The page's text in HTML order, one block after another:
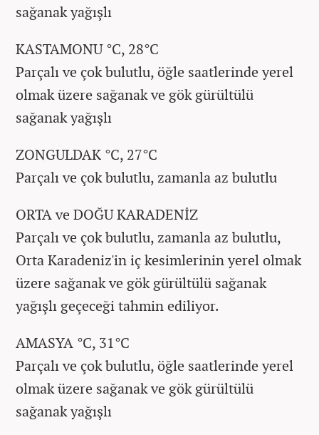
sağanak yağışlı
KASTAMONU °C, 28°C
Parçalı ve çok bulutlu, öğle saatlerinde yerel
olmak üzere sağanak ve gök gürültülü
sağanak yağışlı
ZONGULDAK °C, 27°C
Parçalı ve çok bulutlu, zamanla az bulutlu
ORTA ve DOĞU KARADENİZ
Parçalı ve çok bulutlu, zamanla az bulutlu,
Orta Karadeniz'in iç kesimlerinin yerel olmak
üzere sağanak ve gök gürültülü sağanak
yağışlı geçeceği tahmin ediliyor.
AMASYA °C, 31°C
Parçalı ve çok bulutlu, öğle saatlerinde yerel
olmak üzere sağanak ve gök gürültülü
sağanak yağışlı